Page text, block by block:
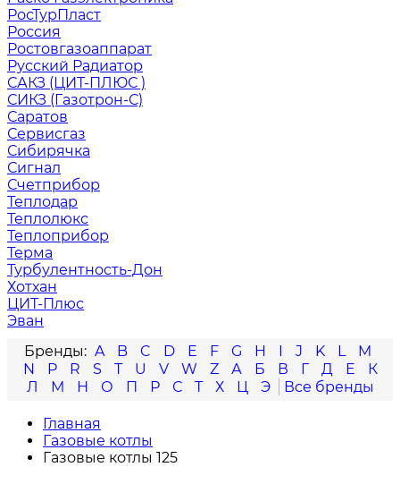
РосТурПласт
Россия
Ростовгазоаппарат
Русский Радиатор
САКЗ (ЦИТ-ПЛЮС )
СИКЗ (Газотрон-С)
Саратов
Сервисгаз
Сибирячка
Сигнал
Счетприбор
Теплодар
Теплолюкс
Теплоприбор
Терма
Турбулентность-Дон
Хотхан
ЦИТ-Плюс
Эван
A
B C D E F G H I J K L
M
N
P R S T U V W Z А Б В Г Д Е
К
Л
М Н О П Р С Т Х Ц Э
Главная
Газовые котлы
Газовые котлы 125